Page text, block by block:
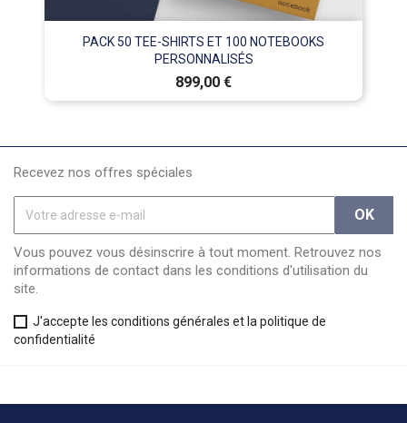
PACK 50 TEE-SHIRTS ET 100 NOTEBOOKS
PERSONNALISÉS
Prix
899,00 €
Recevez nos offres spéciales
Vous pouvez vous désinscrire à tout moment. Retrouvez nos
informations de contact dans les conditions d'utilisation du
site.
J'accepte les conditions générales et la politique de
confidentialité